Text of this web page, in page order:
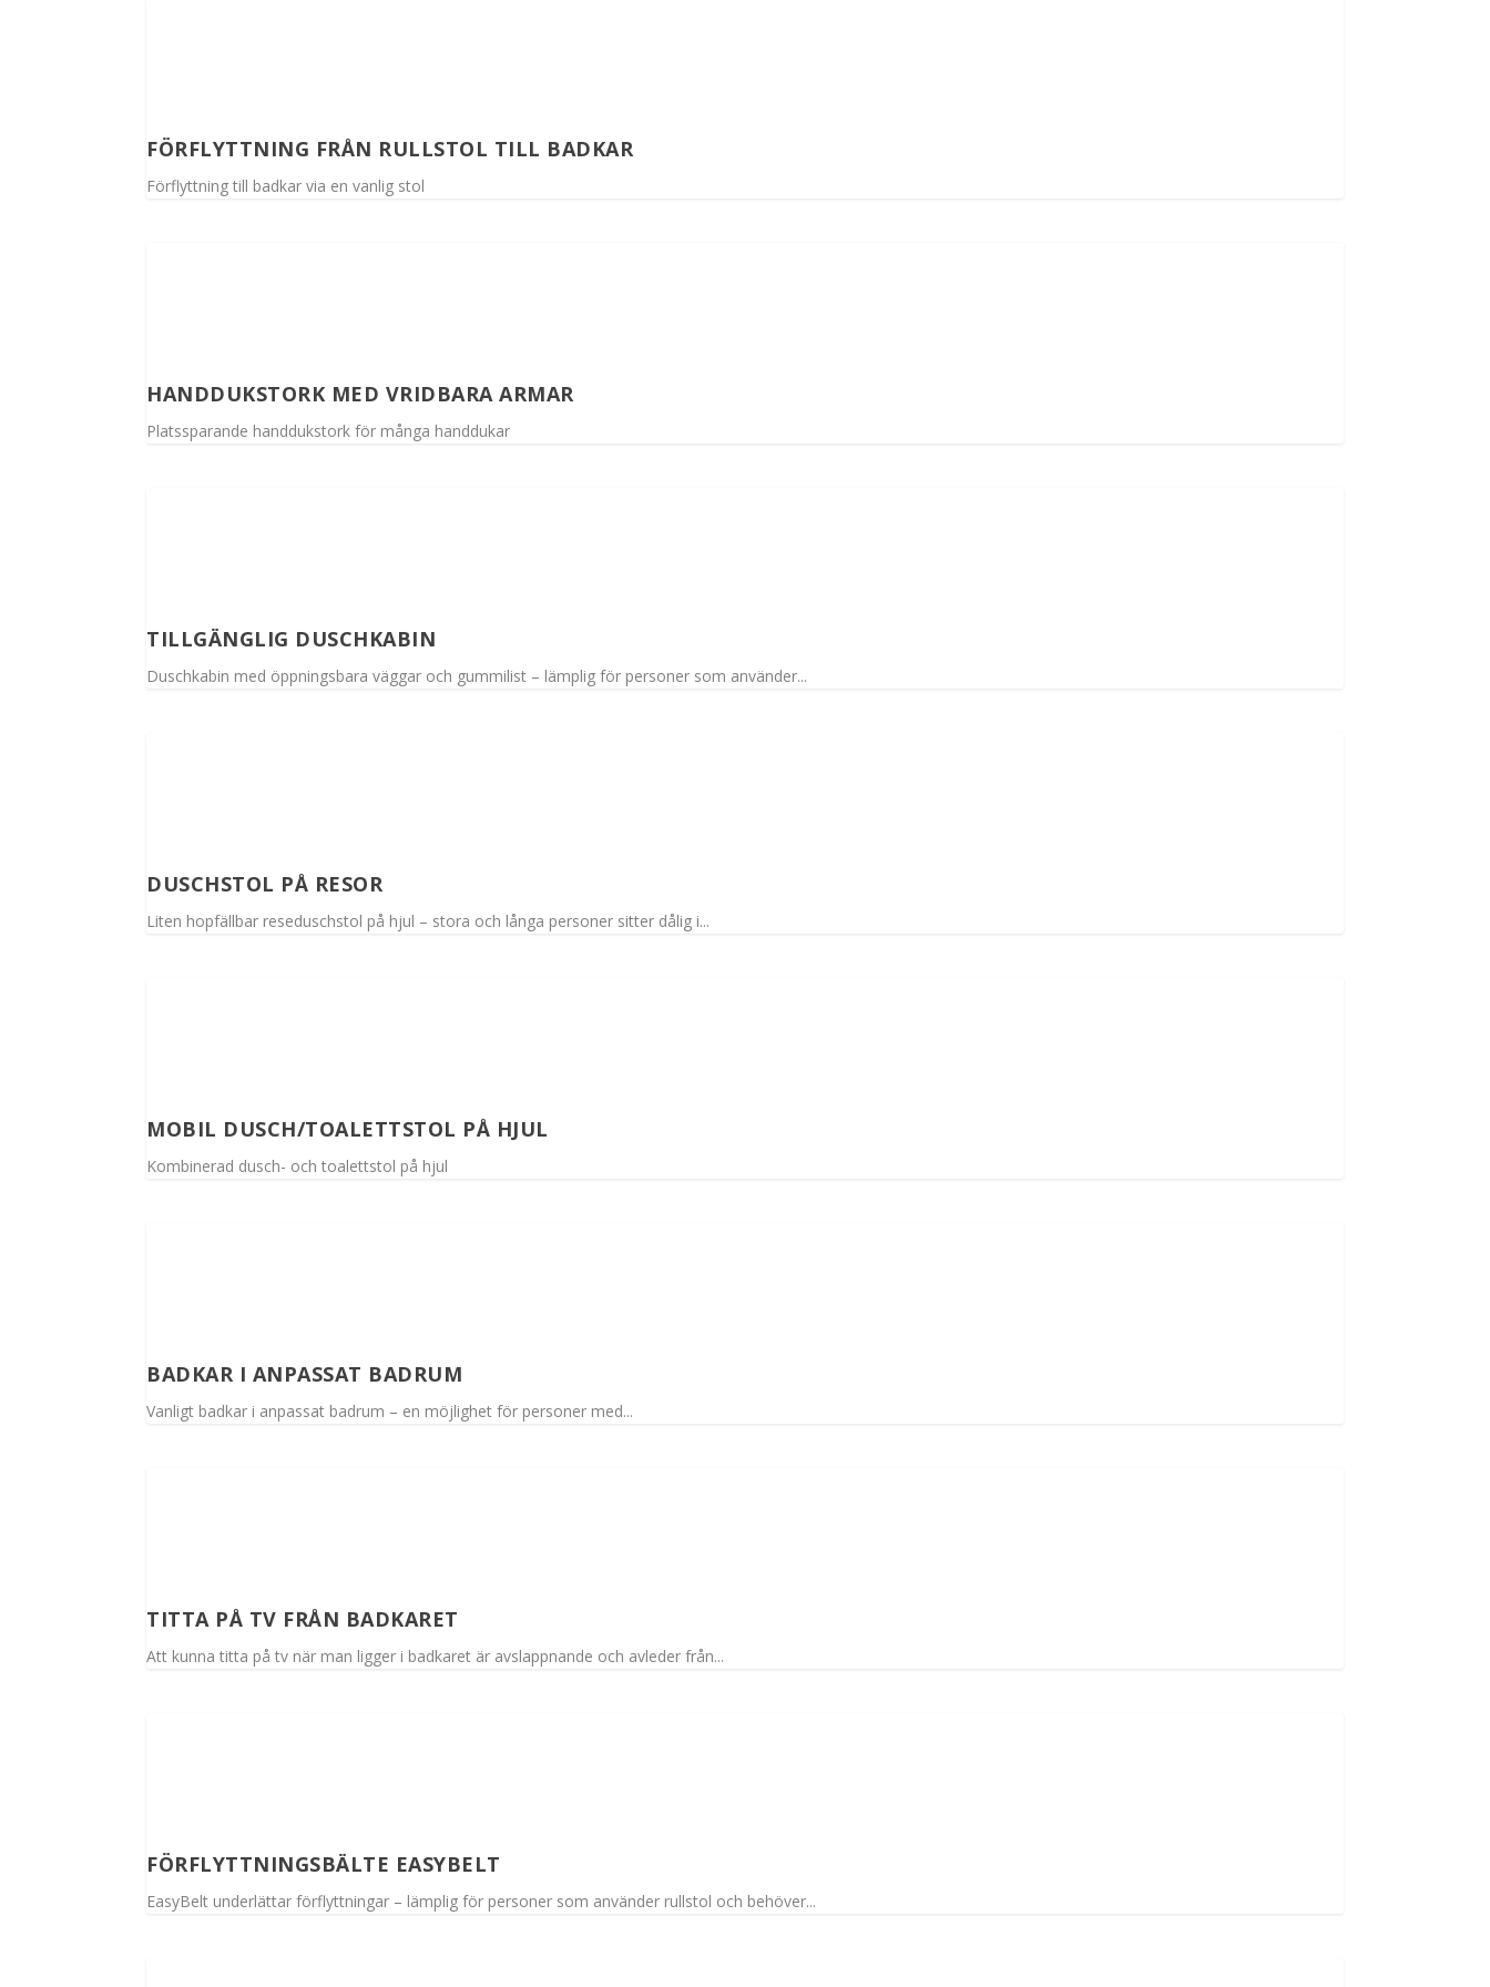
FÖRFLYTTNING FRÅN RULLSTOL TILL BADKAR
Förflyttning till badkar via en vanlig stol
HANDDUKSTORK MED VRIDBARA ARMAR
Platssparande handdukstork för många handdukar
TILLGÄNGLIG DUSCHKABIN
Duschkabin med öppningsbara väggar och gummilist – lämplig för personer som använder...
DUSCHSTOL PÅ RESOR
Liten hopfällbar reseduschstol på hjul – stora och långa personer sitter dålig i...
MOBIL DUSCH/TOALETTSTOL PÅ HJUL
Kombinerad dusch- och toalettstol på hjul
BADKAR I ANPASSAT BADRUM
Vanligt badkar i anpassat badrum – en möjlighet för personer med...
TITTA PÅ TV FRÅN BADKARET
Att kunna titta på tv när man ligger i badkaret är avslappnande och avleder från...
FÖRFLYTTNINGSBÄLTE EASYBELT
EasyBelt underlättar förflyttningar – lämplig för personer som använder rullstol och behöver...